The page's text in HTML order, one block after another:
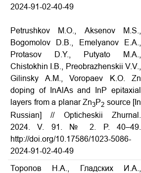
2024-91-02-40-49
Petrushkov M.О ., Aksenov M.S.,
Bogomolov D.B., Emelyanov E.A.,
Protasov D.Y., Putyato M.A.,
Chistokhin I.B., Preobrazhenskii V.V.,
Gilinsky A.M., Voropaev K.O. Zn
doping of InAlAs and InP epitaxial
layers from a planar Zn3P2 source [In
Russian] // Opticheskii Zhurnal.
2024. V. 91. № 2. P. 40–49.
http://doi.org/10.17586/1023-5086-
2024-91-02-40-49
Торопов Н.А., Гладских И.А.,